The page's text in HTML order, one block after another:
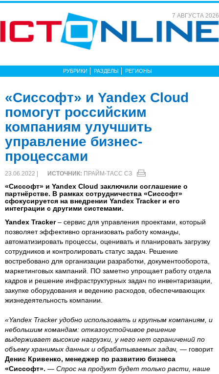
7 АВГУСТА 2026
РУБРИКИ РАЗДЕЛЫ РЕГИОНЫ
«Сиссофт» и Yandex Cloud
помогут российским
компаниям улучшить
управление бизнес-
процессами
23.06.2022 | ИСТОЧНИК: ПРАЙМ-ТАСС СЗ
«Сиссофт» и Yandex Cloud заключили соглашение о
партнёрстве. В рамках сотрудничества «Сиссофт»
сфокусируется на внедрении Yandex Tracker и его
интеграции с другими системами.
Yandex Tracker– сервис для управления проектами, который
позволяет эффективно организовать работу команды,
автоматизировать процессы, оценивать и планировать загрузку
сотрудников и контролировать статус задач. Решение
востребовано для организации разработки, документооборота,
маркетинговых кампаний. ПО заметно упрощает работу отдела
кадров и решение инфраструктурных задач по инвентаризации,
закупке оборудования и ведению расходов, обеспечивающих
жизнедеятельность компании.
«Yandex Tracker удобно использовать и крупным компаниям, и
небольшим командам: отказоустойчивое решение
выдерживает высокие нагрузки, у него нет ограничений по
объему хранимых данных и обрабатываемых задач, — говорит
Денис Кривенко, менеджер по развитию бизнеса
«Сиссофт». — Спрос на продукт будет только расти, наше